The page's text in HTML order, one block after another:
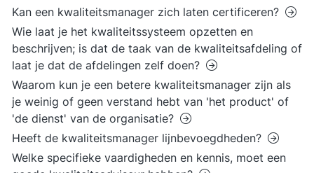
Kan een kwaliteitsmanager zich laten certificeren?
Wie laat je het kwaliteitssysteem opzetten en
beschrijven; is dat de taak van de kwaliteitsafdeling of
laat je dat de afdelingen zelf doen?
Waarom kun je een betere kwaliteitsmanager zijn als
je weinig of geen verstand hebt van 'het product' of
'de dienst' van de organisatie?
Heeft de kwaliteitsmanager lijnbevoegdheden?
Welke specifieke vaardigheden en kennis, moet een